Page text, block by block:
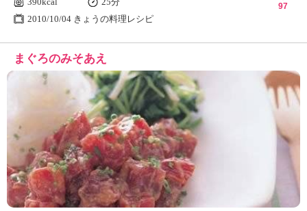
2010/10/04 きょうの料理レシピ
97
まぐろのみそあえ